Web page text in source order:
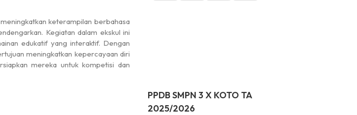
keterampilan berbahasa
Kegiatan dalam ekskul ini
edukatif yang interaktif. Dengan
meningkatkan kepercayaan diri
mereka untuk kompetisi dan
PPDB SMPN 3 X KOTO TA
2025/2026